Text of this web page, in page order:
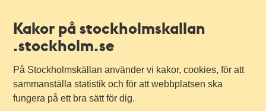
Kakor på stockholmskallan
.stockholm.se
På Stockholmskällan använder vi kakor, cookies, för att
sammanställa statistik och för att webbplatsen ska
fungera på ett bra sätt för dig.